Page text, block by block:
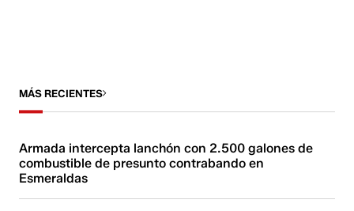
MÁS RECIENTES
Armada intercepta lanchón con 2.500 galones de
combustible de presunto contrabando en
Esmeraldas